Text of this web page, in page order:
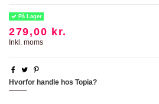
På Lager
279,00 kr.
Inkl. moms
Hvorfor handle hos Topia?